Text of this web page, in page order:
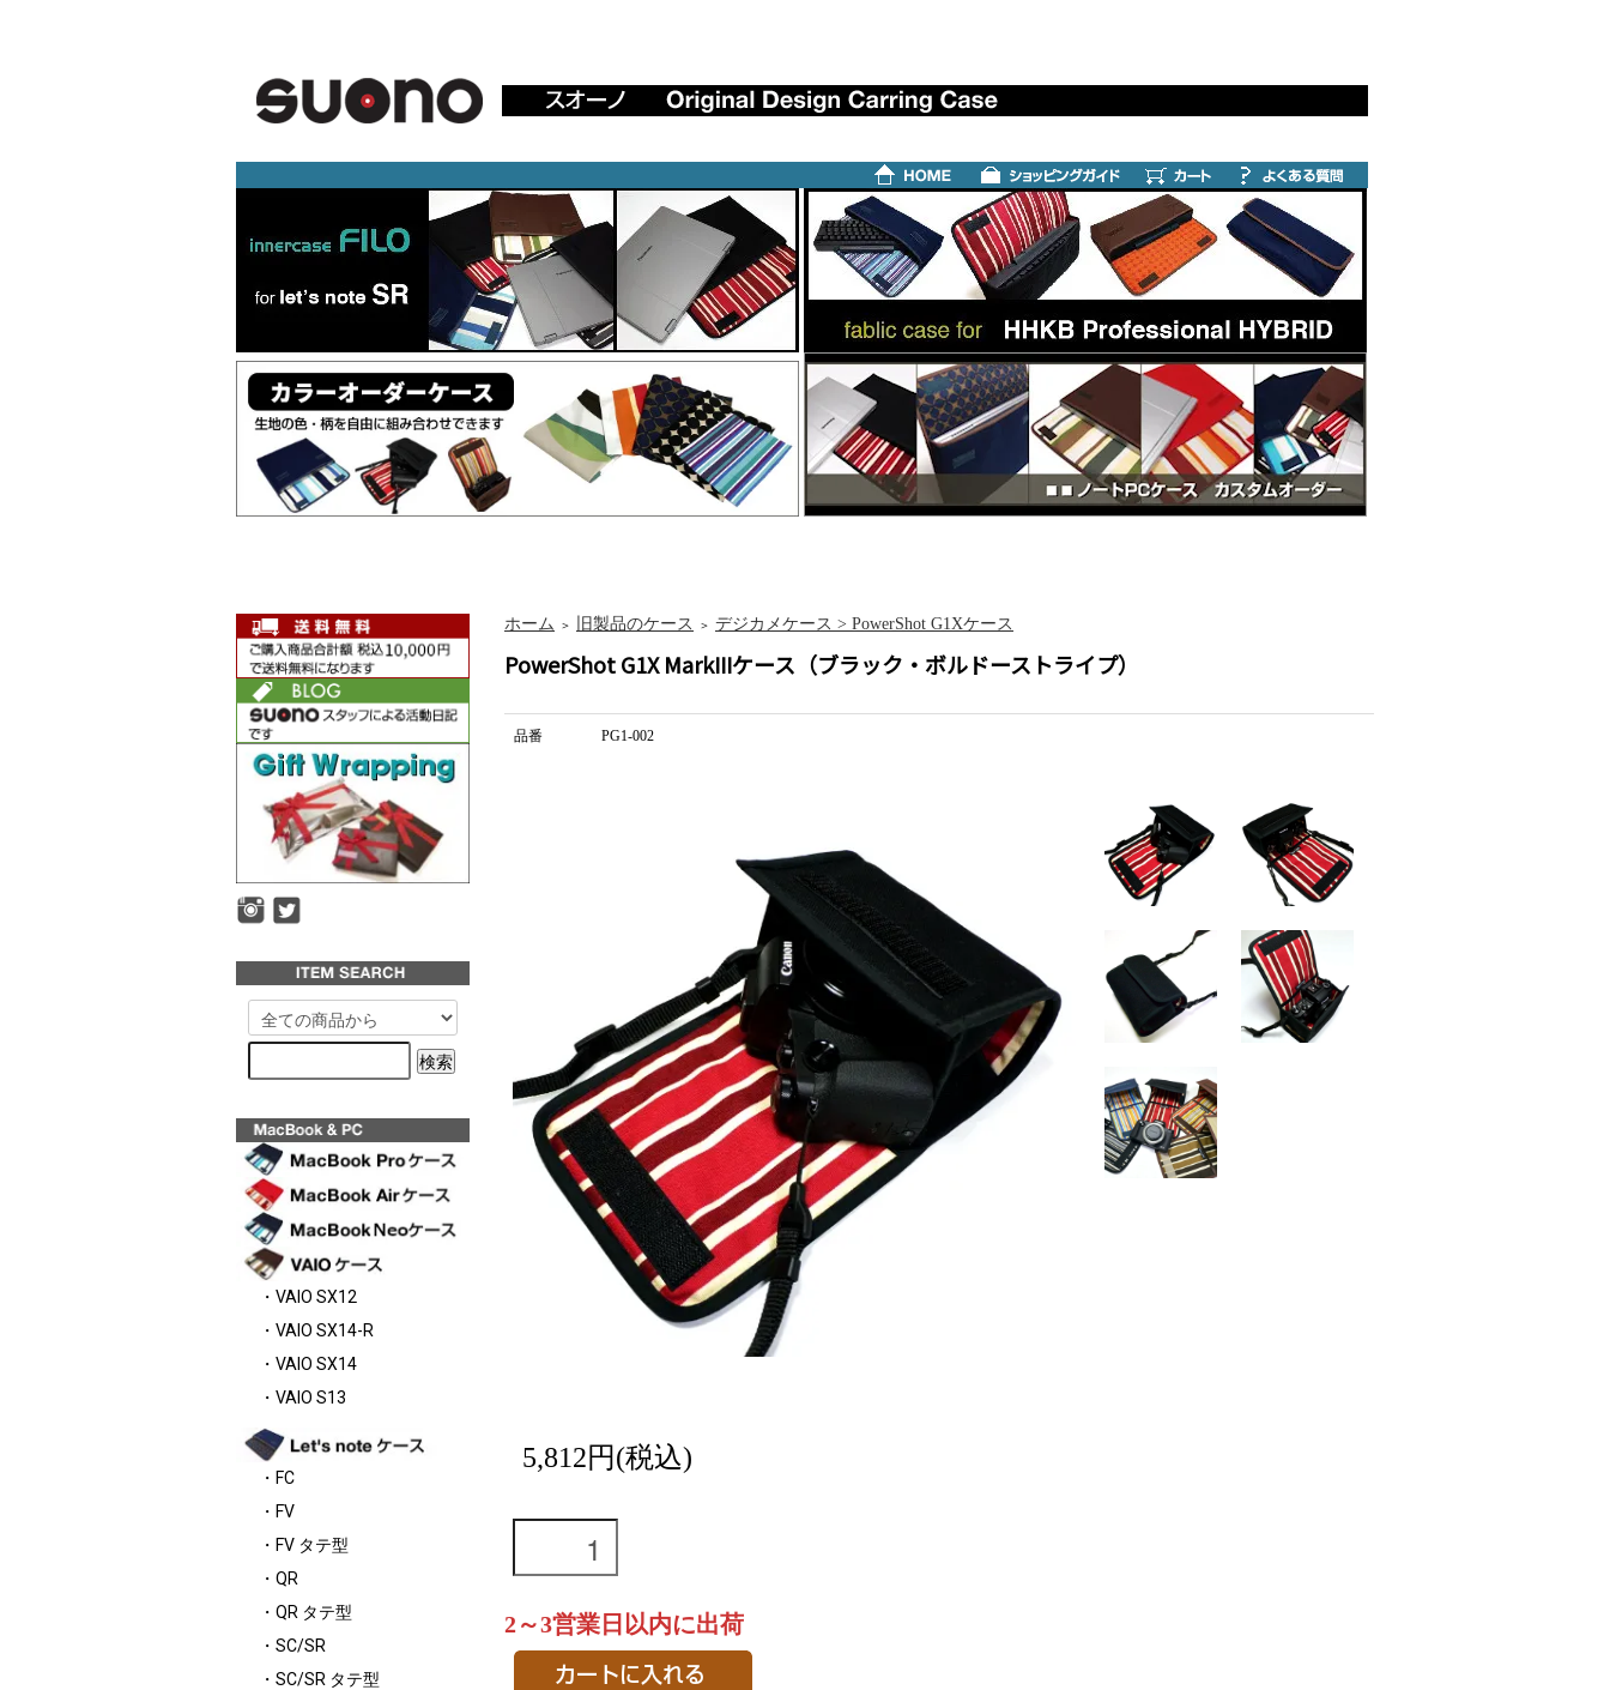
・VAIO SX12
・VAIO SX14-R
・VAIO SX14
・VAIO S13
・FC
・FV
・FV タテ型
・QR
・QR タテ型
・SC/SR
・SC/SR タテ型
ホーム ＞ 旧製品のケース ＞ デジカメケース > PowerShot G1Xケース
PowerShot G1X MarkIIIケース（ブラック・ボルドーストライプ）
品番 PG1-002
5,812円(税込)
2～3営業日以内に出荷